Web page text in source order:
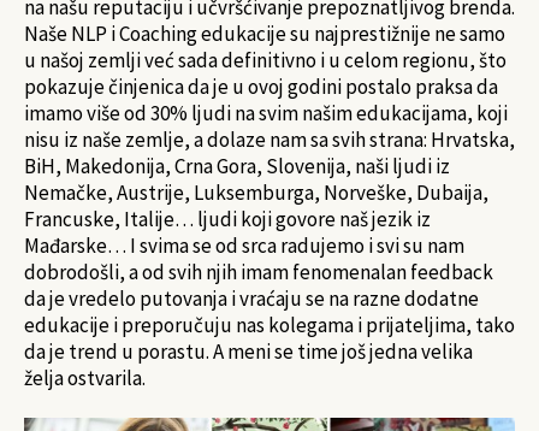
na našu reputaciju i učvršćivanje prepoznatljivog brenda.
Naše NLP i Coaching edukacije su najprestižnije ne samo
u našoj zemlji već sada definitivno i u celom regionu, što
pokazuje činjenica da je u ovoj godini postalo praksa da
imamo više od 30% ljudi na svim našim edukacijama, koji
nisu iz naše zemlje, a dolaze nam sa svih strana: Hrvatska,
BiH, Makedonija, Crna Gora, Slovenija, naši ljudi iz
Nemačke, Austrije, Luksemburga, Norveške, Dubaija,
Francuske, Italije… ljudi koji govore naš jezik iz
Mađarske… I svima se od srca radujemo i svi su nam
dobrodošli, a od svih njih imam fenomenalan feedback
da je vredelo putovanja i vraćaju se na razne dodatne
edukacije i preporučuju nas kolegama i prijateljima, tako
da je trend u porastu. A meni se time još jedna velika
želja ostvarila.